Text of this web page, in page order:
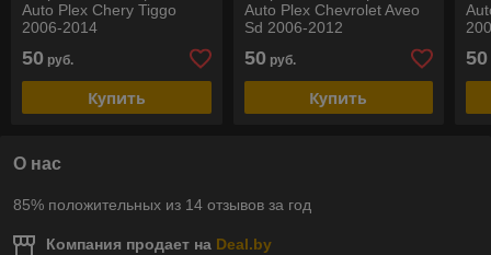
Auto Plex Chery Tiggo
2006-2014
50 руб.
Купить
Auto Plex Chevrolet Aveo
Sd 2006-2012
50 руб.
Купить
50
О нас
85% положительных из 14 отзывов за год
Компания продает на Deal.by